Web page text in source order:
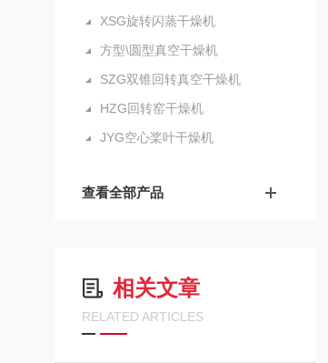
XSG旋转闪蒸干燥机
方型\圆型真空干燥机
SZG双锥回转真空干燥机
HZG回转窑干燥机
JYG空心桨叶干燥机
查看全部产品
相关文章
RELATED ARTICLES